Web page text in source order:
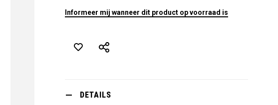
Informeer mij wanneer dit product op voorraad is
DETAILS